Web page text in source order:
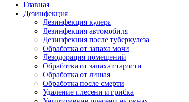
Главная
Дезинфекция
Дезинфекция кулера
Дезинфекция автомобиля
Дезинфекция после туберкулеза
Обработка от запаха мочи
Дезодорация помещений
Обработка от запаха старости
Обработка от лишая
Обработка после смерти
Удаление плесени и грибка